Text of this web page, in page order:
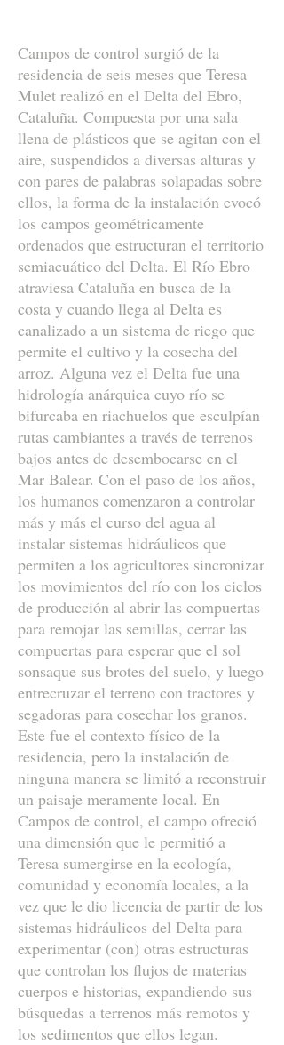
Campos de control surgió de la
residencia de seis meses que Teresa
Mulet realizó en el Delta del Ebro,
Cataluña. Compuesta por una sala
llena de plásticos que se agitan con el
aire, suspendidos a diversas alturas y
con pares de palabras solapadas sobre
ellos, la forma de la instalación evocó
los campos geométricamente
ordenados que estructuran el territorio
semiacuático del Delta. El Río Ebro
atraviesa Cataluña en busca de la
costa y cuando llega al Delta es
canalizado a un sistema de riego que
permite el cultivo y la cosecha del
arroz. Alguna vez el Delta fue una
hidrología anárquica cuyo río se
bifurcaba en riachuelos que esculpían
rutas cambiantes a través de terrenos
bajos antes de desembocarse en el
Mar Balear. Con el paso de los años,
los humanos comenzaron a controlar
más y más el curso del agua al
instalar sistemas hidráulicos que
permiten a los agricultores sincronizar
los movimientos del río con los ciclos
de producción al abrir las compuertas
para remojar las semillas, cerrar las
compuertas para esperar que el sol
sonsaque sus brotes del suelo, y luego
entrecruzar el terreno con tractores y
segadoras para cosechar los granos.
Este fue el contexto físico de la
residencia, pero la instalación de
ninguna manera se limitó a reconstruir
un paisaje meramente local. En
Campos de control, el campo ofreció
una dimensión que le permitió a
Teresa sumergirse en la ecología,
comunidad y economía locales, a la
vez que le dio licencia de partir de los
sistemas hidráulicos del Delta para
experimentar (con) otras estructuras
que controlan los flujos de materias
cuerpos e historias, expandiendo sus
búsquedas a terrenos más remotos y
los sedimentos que ellos legan.